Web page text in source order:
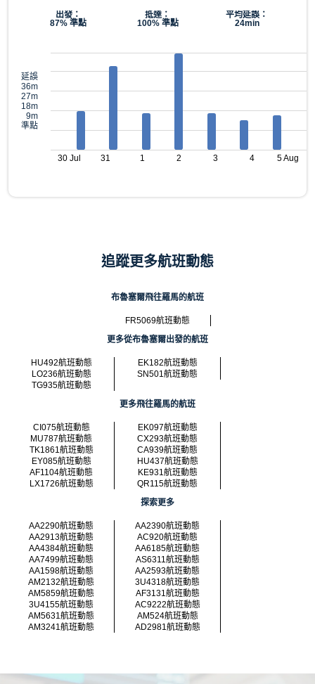
出發：
87% 準點
抵達：
100% 準點
平均延誤：
24min
延誤
36m
27m
18m
9m
準點
30 Jul 31 1 2 3 4 5 Aug
追蹤更多航班動態
布魯塞爾飛往羅馬的航班
FR5069航班動態
更多從布魯塞爾出發的航班
HU492航班動態
EK182航班動態
LO236航班動態
SN501航班動態
TG935航班動態
更多飛往羅馬的航班
CI075航班動態
EK097航班動態
MU787航班動態
CX293航班動態
TK1861航班動態
CA939航班動態
EY085航班動態
HU437航班動態
AF1104航班動態
KE931航班動態
LX1726航班動態
QR115航班動態
探索更多
AA2290航班動態
AA2390航班動態
AA2913航班動態
AC920航班動態
AA4384航班動態
AA6185航班動態
AA7499航班動態
AS6311航班動態
AA1598航班動態
AA2593航班動態
AM2132航班動態
3U4318航班動態
AM5859航班動態
AF3131航班動態
3U4155航班動態
AC9222航班動態
AM5631航班動態
AM524航班動態
AM3241航班動態
AD2981航班動態